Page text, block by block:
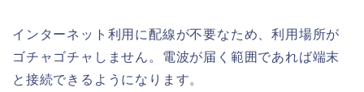
インターネット利用に配線が不要なため、利用場所が
ゴチャゴチャしません。電波が届く範囲であれば端末
と接続できるようになります。